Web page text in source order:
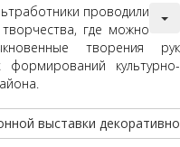
проводили
творчества, где можно
творения рук
формирований культурно-
выставки